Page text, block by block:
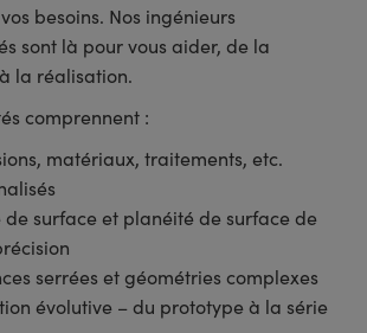
besoins. Nos ingénieurs
sont là pour vous aider, de la
la réalisation.
comprennent :
matériaux, traitements, etc.
de surface et planéité de surface de
serrées et géométries complexes
évolutive – du prototype à la série